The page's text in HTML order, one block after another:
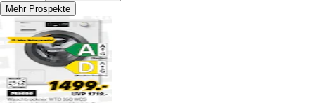
Mehr Prospekte